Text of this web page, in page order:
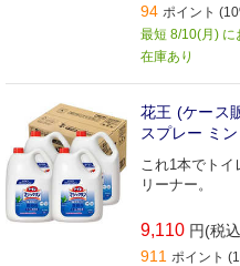
94 ポイント
最短 8/10(月) に
在庫あり
花王 (ケース
スプレー ミ
これ1本でトイ
リーナー。
9,110 円(税
911 ポイント